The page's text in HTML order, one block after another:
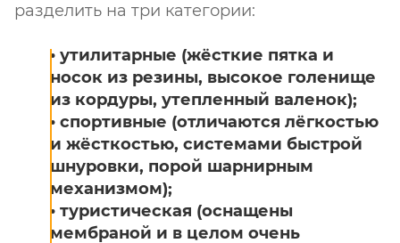
разделить на три категории:
• утилитарные (жёсткие пятка и
носок из резины, высокое голенище
из кордуры, утепленный валенок);
• спортивные (отличаются лёгкостью
и жёсткостью, системами быстрой
шнуровки, порой шарнирным
механизмом);
• туристическая (оснащены
мембраной и в целом очень